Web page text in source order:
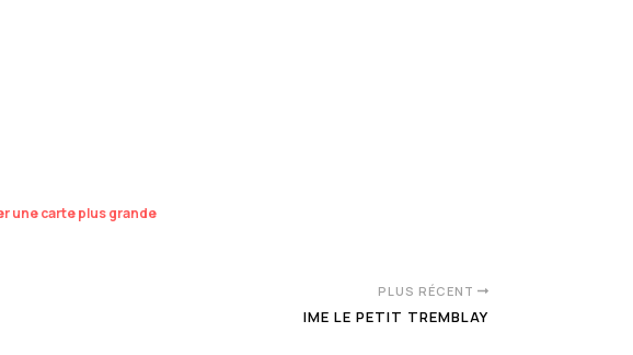
une carte plus grande
PLUS RÉCENT
IME LE PETIT TREMBLAY